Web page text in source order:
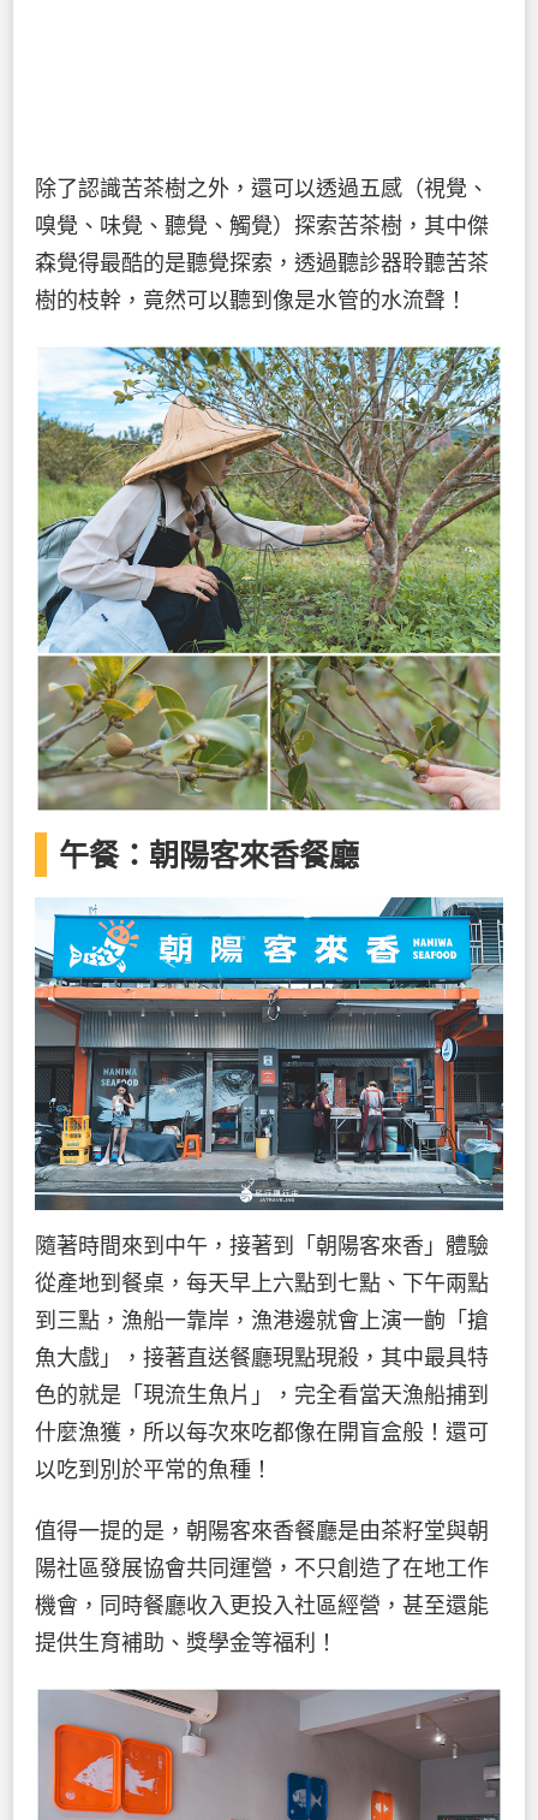
除了認識苦茶樹之外，還可以透過五感（視覺、
嗅覺、味覺、聽覺、觸覺）探索苦茶樹，其中傑
森覺得最酷的是聽覺探索，透過聽診器聆聽苦茶
樹的枝幹，竟然可以聽到像是水管的水流聲！
午餐：朝陽客來香餐廳
隨著時間來到中午，接著到「朝陽客來香」體驗
從產地到餐桌，每天早上六點到七點、下午兩點
到三點，漁船一靠岸，漁港邊就會上演一齣「搶
魚大戲」，接著直送餐廳現點現殺，其中最具特
色的就是「現流生魚片」，完全看當天漁船捕到
什麼漁獲，所以每次來吃都像在開盲盒般！還可
以吃到別於平常的魚種！
值得一提的是，朝陽客來香餐廳是由茶籽堂與朝
陽社區發展協會共同運營，不只創造了在地工作
機會，同時餐廳收入更投入社區經營，甚至還能
提供生育補助、獎學金等福利！